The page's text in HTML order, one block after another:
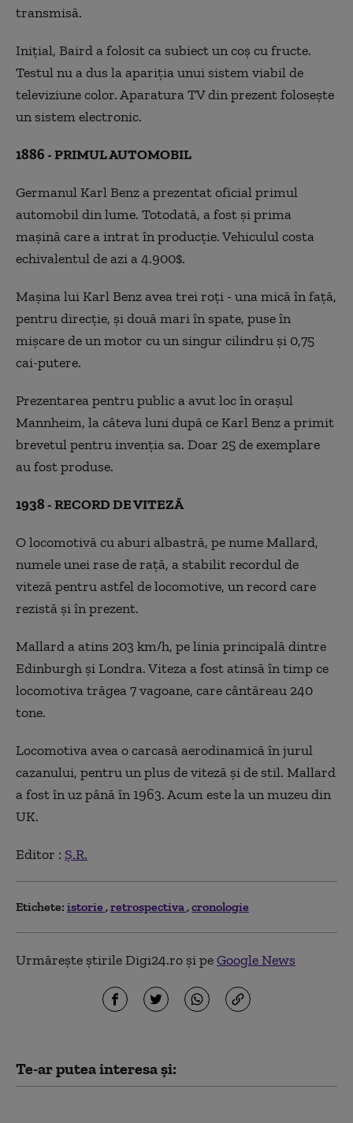
transmisă.
Inițial, Baird a folosit ca subiect un coș cu fructe.
Testul nu a dus la apariția unui sistem viabil de
televiziune color.Aparatura TV din prezent folosește
un sistem electronic.
1886 - PRIMUL AUTOMOBIL
Germanul Karl Benz a prezentat oficial primul
automobil din lume. Totodată, a fost și prima
mașină care a intrat în producție. Vehiculul costa
echivalentul de azi a 4.900$.
Mașina lui Karl Benz avea trei roți - una mică în față,
pentru direcție, și două mari în spate, puse în
mișcare de un motor cu un singur cilindru și 0,75
cai-putere.
Prezentarea pentru public a avut loc în orașul
Mannheim, la câteva luni după ce Karl Benz a primit
brevetul pentru invenția sa. Doar 25 de exemplare
au fost produse.
1938 - RECORD DE VITEZĂ
O locomotivă cu aburi albastră, pe nume Mallard,
numele unei rase de rață, a stabilit recordul de
viteză pentru astfel de locomotive, un record care
rezistă și în prezent.
Mallard a atins 203 km/h, pe linia principală dintre
Edinburgh și Londra. Viteza a fost atinsă în timp ce
locomotiva trăgea 7 vagoane, care cântăreau 240
tone.
Locomotiva avea o carcasă aerodinamică în jurul
cazanului, pentru un plus de viteză și de stil. Mallard
a fost în uz până în 1963. Acum este la un muzeu din
UK.
Editor : Ș.R.
Etichete: istorie retrospectiva cronologie
Urmărește știrile Digi24.ro și peGoogle News
Te-ar putea interesa și: